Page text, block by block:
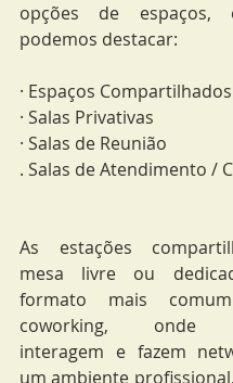
opções de espaços,
podemos destacar:
· Espaços Compartilhados
· Salas Privativas
· Salas de Reunião
. Salas de Atendimento /
As estações
mesa livre ou
formato mais
coworking, onde
interagem e fazem
um ambiente